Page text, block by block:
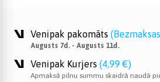
Venipak pakomāts (Bezmaksas
Augusts 7d. - Augusts 11d.
Venipak Kurjers (4,99 €)
Apmaksā pilnu summu skaidrā naudā